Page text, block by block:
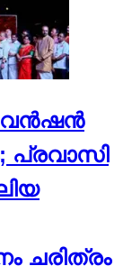
പ്രവാസി
ചരിത്രം